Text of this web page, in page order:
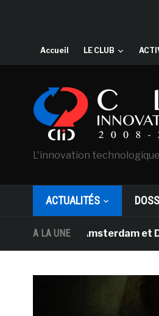
Accueil LE CLUB
L'innovation
ACTUALITÉS
A LA UNE
Gogh d’Amsterdam et DHL